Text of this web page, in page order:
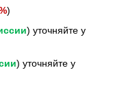
)
) уточняйте у
) уточняйте у